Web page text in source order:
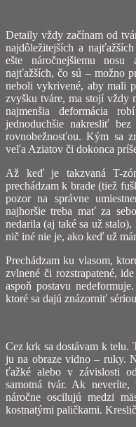
Detaily vždy začínam od
najdôležitejších a
ešte náročnejšiemu
najťažších, čo sú – možno
neboli vykrivené, aby mali
zvyšku tváre, ma stojí vždy
najmenšia deformácia
jednoduchšie nakresliť
rovnobežnosťou. Kým sa
veľa Aziatov či dokonca
Až keď je takzvaná T-
prechádzam k brade (tiež
pozor na správne
najhoršie treba mať za
nedarila (aj také sa už
nič iné nie je, ako keď už
Prechádzam ku vlasom,
zvlnené či rozstrapatené,
aspoň postavu
ktoré sa dajú znázorniť
Cez krk sa dostávam k
ju na obraze vidno – ruky.
ťažké alebo v závislosti
samotná tvár. Ak
náročne oscilujú medzi
kostnatými paličkami.